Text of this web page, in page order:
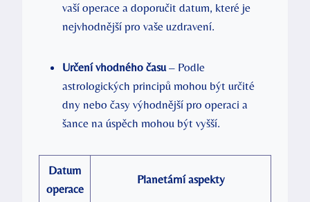
vaší operace a doporučit datum, které je
nejvhodnější pro vaše uzdravení.
Určení vhodného času– Podle
astrologických principů mohou být určité
dny nebo časy výhodnější pro operaci a
šance na úspěch mohou být vyšší.
Datum
operace
Planetární aspekty